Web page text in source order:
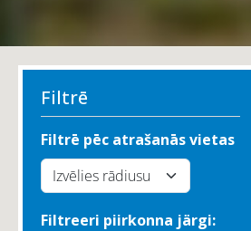
Filtrē
Filtrē pēc atrašanās vietas
Filtreeri piirkonna järgi: